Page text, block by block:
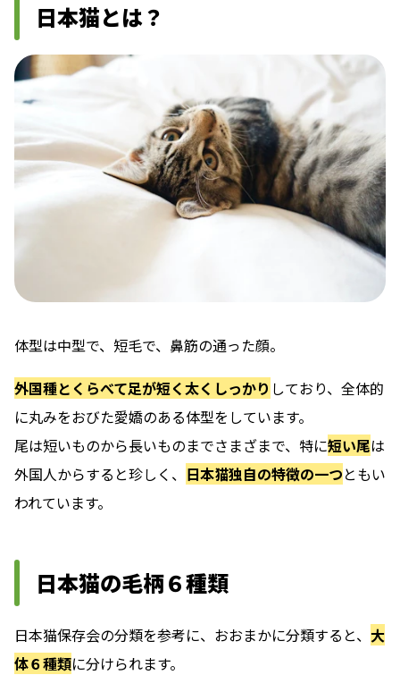
日本猫とは？
体型は中型で、短毛で、鼻筋の通った顔。
外国種とくらべて足が短く太くしっかり しており、全体的
に丸みをおびた愛嬌のある体型をしています。
尾は短いものから長いものまでさまざまで、特に短い尾は
外国人からすると珍しく、 日本猫独自の特徴の一つともい
われています。
日本猫の毛柄６種類
日本猫保存会の分類を参考に、おおまかに分類すると、 大
体６種類に分けられます。